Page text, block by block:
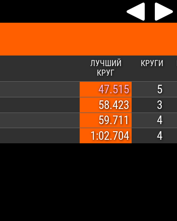
ЛУЧШИЙ
КРУГ
КРУГИ
47.515 5
58.423 3
59.711 4
1:02.704 4